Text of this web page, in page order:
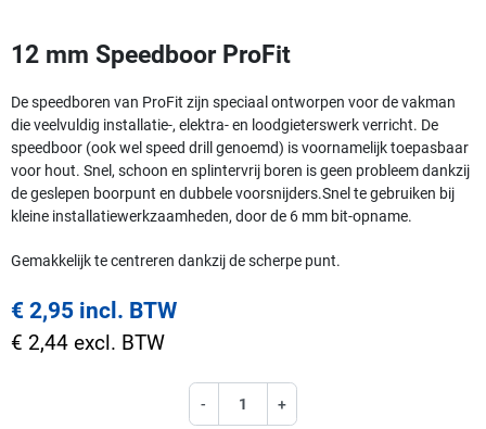
12 mm Speedboor ProFit
De speedboren van ProFit zijn speciaal ontworpen voor de vakman
die veelvuldig installatie-, elektra- en loodgieterswerk verricht. De
speedboor (ook wel speed drill genoemd) is voornamelijk toepasbaar
voor hout. Snel, schoon en splintervrij boren is geen probleem dankzij
de geslepen boorpunt en dubbele voorsnijders.Snel te gebruiken bij
kleine installatiewerkzaamheden, door de 6 mm bit-opname.
Gemakkelijk te centreren dankzij de scherpe punt.
€ 2,95 incl. BTW
€ 2,44 excl. BTW
- +